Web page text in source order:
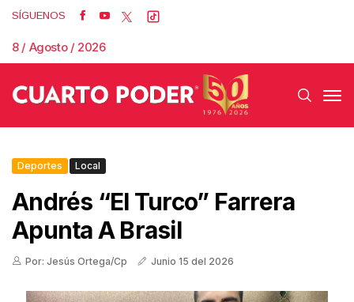
SÍGUENOS
8 / Agosto / 2026
Deportes Local
Andrés “El Turco” Farrera
Apunta A Brasil
Por: Jesús Ortega/Cp Junio 15 del 2026